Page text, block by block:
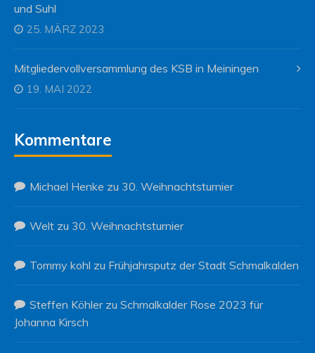
und Suhl
25. MÄRZ 2023
Mitgliedervollversammlung des KSB in Meiningen
19. MAI 2022
Kommentare
Michael Henke zu 30. Weihnachtsturnier
Welt zu 30. Weihnachtsturnier
Tommy kohl zu Frühjahrsputz der Stadt Schmalkalden
Steffen Köhlerzu Schmalkalder Rose 2023 für
Johanna Kirsch